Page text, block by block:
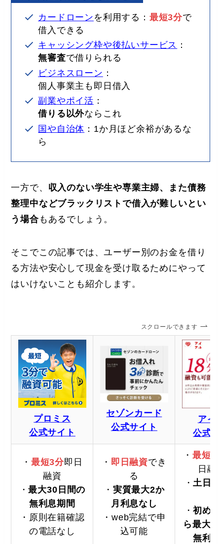
カードローン を利用する： 最短3分で
借入できる
キャッシング枠や後払いサービス ：
無審査で借りられる
ビジネスローン ：
個人事業主も即日借入
副業やポイ活 ：
借りる以外ならこれ
国や自治体 ：1か月ほど余裕があるな
ら
一方で、 収入のない学生や専業主婦、また債務
整理中などブラックリストで借入が難しいとい
う場合 もあるでしょう。
そこでこの記事では、ユーザー別のお金を借り
る方法や安心して現金を受け取るためにやって
はいけないことも紹介します。
スクロールできます
プロミス
公式サイト
セゾンカード
公式サイト
アイ
公式
・ 最短3分即日
融資
・最大30日間の
無利息期間
・原則在籍確認
の電話なし
・ 即日融資でき
る
・ 実質最大2か
月利息なし
・web完結で申
込可能
・ 最短
日
・土日
・初め
ら最大
無利